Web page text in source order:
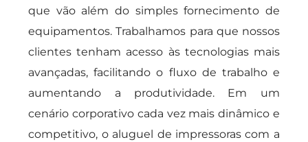
que vão além do simples fornecimento de
equipamentos. Trabalhamos para que nossos
clientes tenham acesso às tecnologias mais
avançadas, facilitando o fluxo de trabalho e
aumentando a produtividade. Em um
cenário corporativo cada vez mais dinâmico e
competitivo, o aluguel de impressoras com a